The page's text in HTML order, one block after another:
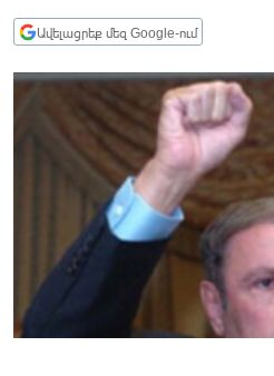
ՏՆՏԵՍՈՒԹՅՈՒՆ
ՂԱՐԱԲԱՂ
ՊԱՏԵՐԱԶՄԻ 6 ՇԱԲԱԹՆԵՐԸ
ՏԱՐԱԾԱՇՐՋԱՆ
ՄԻՋԱԶԳԱՅԻՆ
ՄՇԱԿՈՒՅԹ
ՍՊՈՐՏ
ՄԵԿՆԱԲԱՆՈՒԹՅՈՒՆ
Ավելացրեք մեզ Google-ում